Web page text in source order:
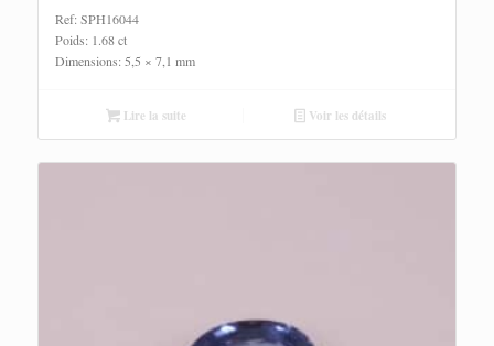
Ref: SPH16044
Poids: 1.68 ct
Dimensions: 5,5 × 7,1 mm
Lire la suite Voir les détails